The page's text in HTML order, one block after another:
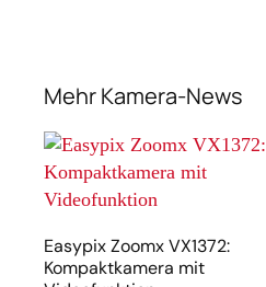
Mehr Kamera-News
Easypix Zoomx VX1372:
Kompaktkamera mit